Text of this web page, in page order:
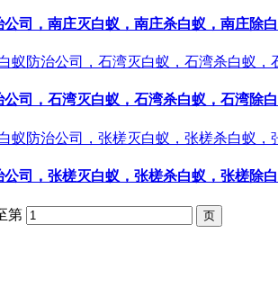
公司，南庄灭白蚁，南庄杀白蚁，南庄除
公司，石湾灭白蚁，石湾杀白蚁，石湾除
公司，张槎灭白蚁，张槎杀白蚁，张槎除
第